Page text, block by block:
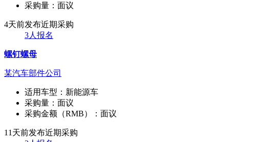
采购量： 面议
4天前发布近期采购
3人报名
螺钉螺母
某汽车部件公司
适用车型： 新能源车
采购量： 面议
采购金额（RMB）： 面议
11天前发布近期采购